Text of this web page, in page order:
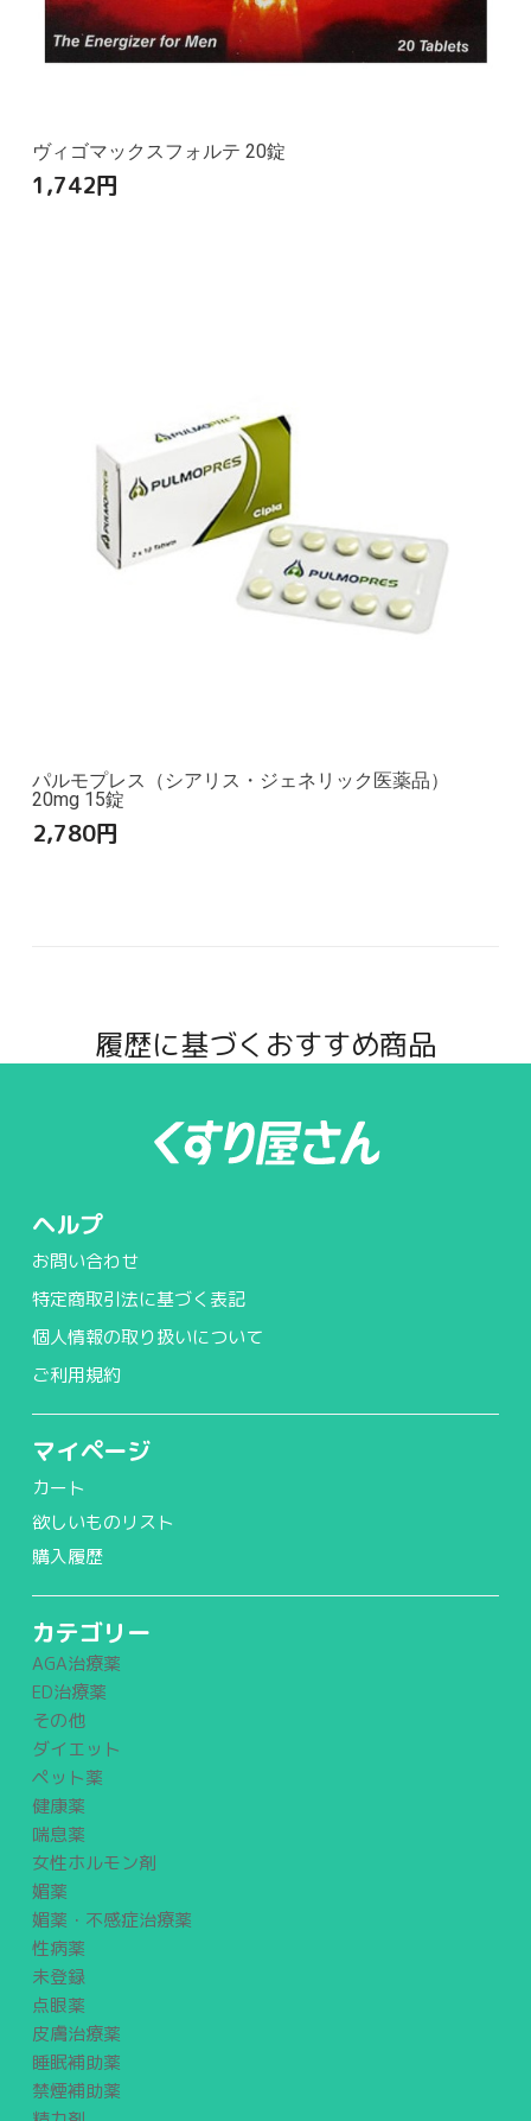
ヴィゴマックスフォルテ 20錠
1,742円
パルモプレス（シアリス・ジェネリック医薬品）
20mg 15錠
2,780円
履歴に基づくおすすめ商品
ヘルプ
お問い合わせ
特定商取引法に基づく表記
個人情報の取り扱いについて
ご利用規約
マイページ
カート
欲しいものリスト
購入履歴
カテゴリー
AGA治療薬
ED治療薬
その他
ダイエット
ペット薬
健康薬
喘息薬
女性ホルモン剤
媚薬
媚薬・不感症治療薬
性病薬
未登録
点眼薬
皮膚治療薬
睡眠補助薬
禁煙補助薬